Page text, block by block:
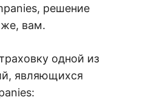
решение
же, вам.
одной из
являющихся